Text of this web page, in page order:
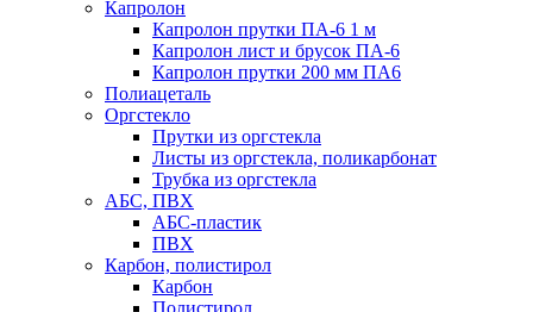
Капролон
Капролон прутки ПА-6 1 м
Капролон лист и брусок ПА-6
Капролон прутки 200 мм ПА6
Полиацеталь
Оргстекло
Прутки из оргстекла
Листы из оргстекла, поликарбонат
Трубка из оргстекла
АБС, ПВХ
АБС-пластик
ПВХ
Карбон, полистирол
Карбон
Полистирол